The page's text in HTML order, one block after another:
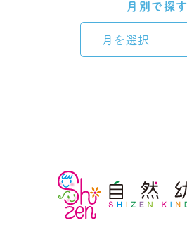
月別で探す
月を選択